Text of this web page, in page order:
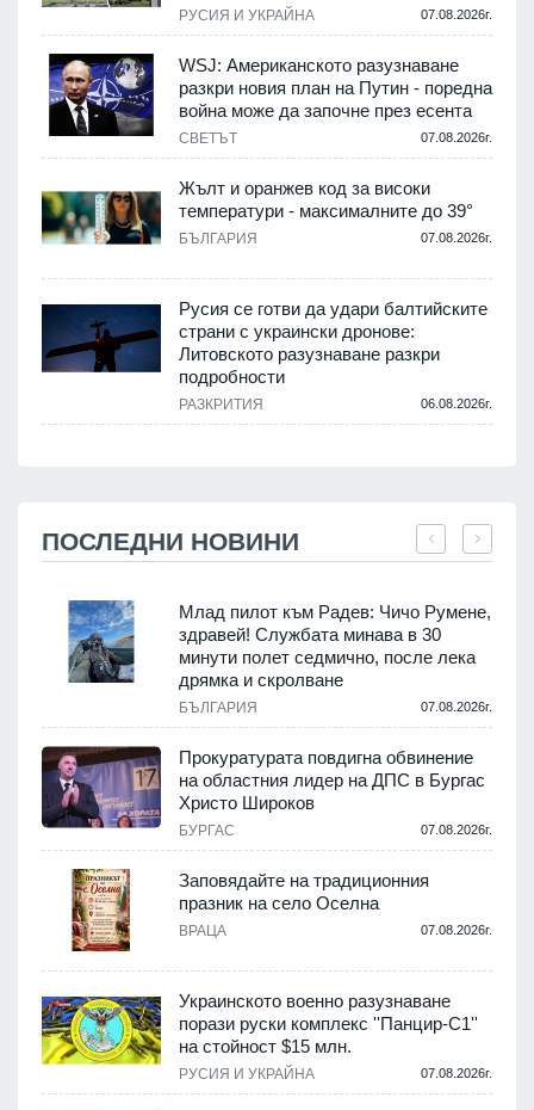
РУСИЯ И УКРАЙНА 07.08.2026г.
WSJ: Американското разузнаване
разкри новия план на Путин - поредна
война може да започне през есента
СВЕТЪТ 07.08.2026г.
Жълт и оранжев код за високи
температури - максималните до 39°
БЪЛГАРИЯ 07.08.2026г.
Русия се готви да удари балтийските
страни с украински дронове:
Литовското разузнаване разкри
подробности
РАЗКРИТИЯ 06.08.2026г.
ПОСЛЕДНИ НОВИНИ
Млад пилот към Радев: Чичо Румене,
здравей! Службата минава в 30
минути полет седмично, после лека
дрямка и скролване
БЪЛГАРИЯ 07.08.2026г.
Прокуратурата повдигна обвинение
на областния лидер на ДПС в Бургас
Христо Широков
БУРГАС 07.08.2026г.
Заповядайте на традиционния
празник на село Оселна
ВРАЦА 07.08.2026г.
Украинското военно разузнаване
порази руски комплекс ''Панцир-С1''
на стойност $15 млн.
РУСИЯ И УКРАЙНА 07.08.2026г.